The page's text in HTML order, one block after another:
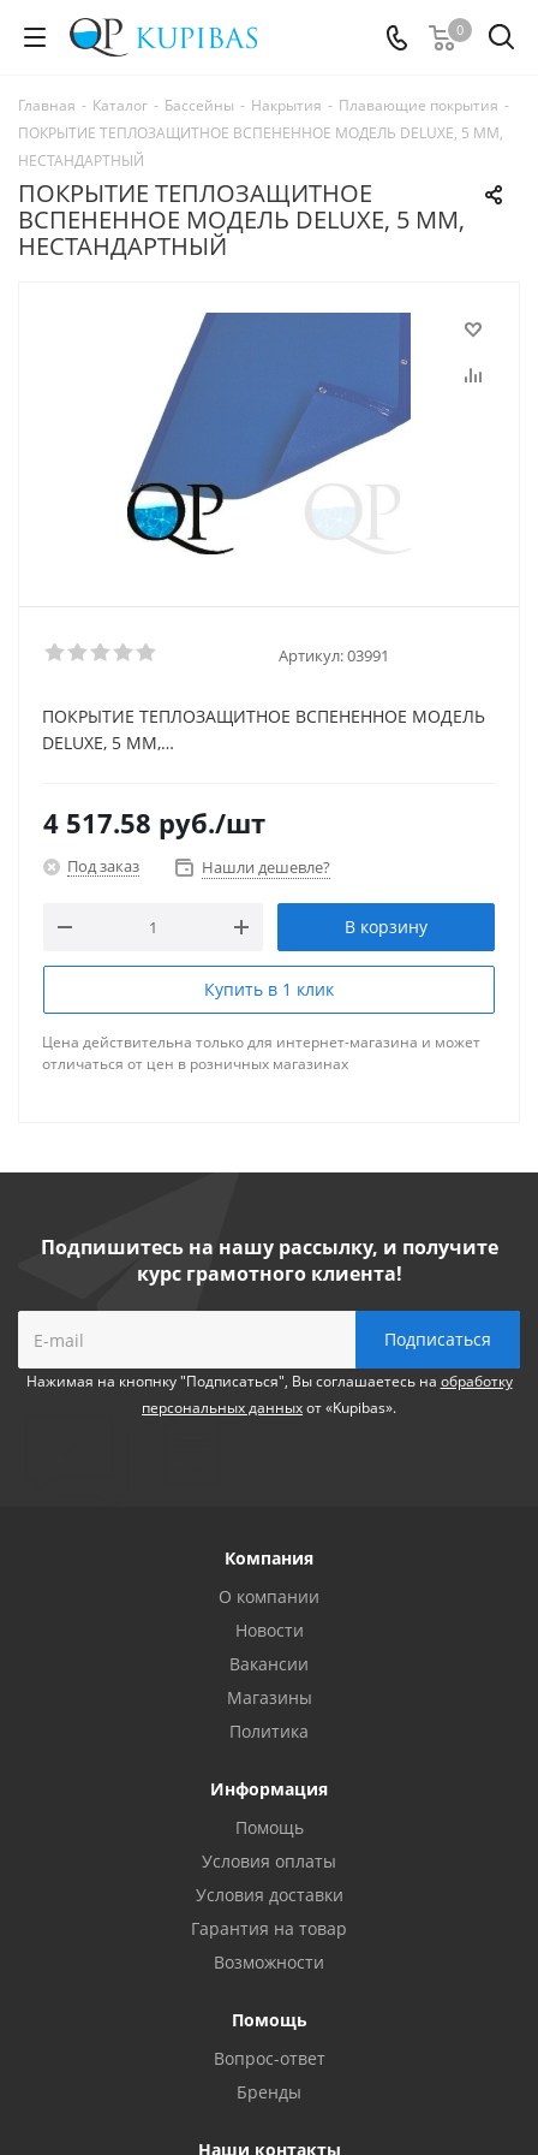
0
Главная - Каталог - Бассейны - Накрытия - Плавающие покрытия -
ПОКРЫТИЕ ТЕПЛОЗАЩИТНОЕ ВСПЕНЕННОЕ МОДЕЛЬ DELUXE, 5 ММ,
НЕСТАНДАРТНЫЙ
ПОКРЫТИЕ ТЕПЛОЗАЩИТНОЕ
ВСПЕНЕННОЕ МОДЕЛЬ DELUXE, 5 ММ,
НЕСТАНДАРТНЫЙ
Артикул:03991
ПОКРЫТИЕ ТЕПЛОЗАЩИТНОЕ ВСПЕНЕННОЕ МОДЕЛЬ
DELUXE, 5 ММ,
4 517.58 руб./шт
Под заказ Нашли дешевле?
В корзину
Купить в 1 клик
Цена действительна только для интернет-магазина и может
отличаться от цен в розничных магазинах
Подпишитесь на нашу рассылку, и получите
курс грамотного клиента!
Нажимая на кнопнку "Подписаться", Вы соглашаетесь на обработку
персональных данныхот «Kupibas».
Компания
О компании
Новости
Вакансии
Магазины
Политика
Информация
Помощь
Условия оплаты
Условия доставки
Гарантия на товар
Возможности
Помощь
Вопрос-ответ
Бренды
Наши контакты